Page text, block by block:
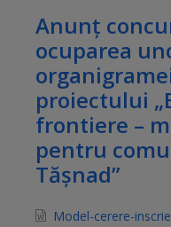
Anunț
ocuparea
proiectului
frontiere –
pentru
Tășnad”
Model-cerere-